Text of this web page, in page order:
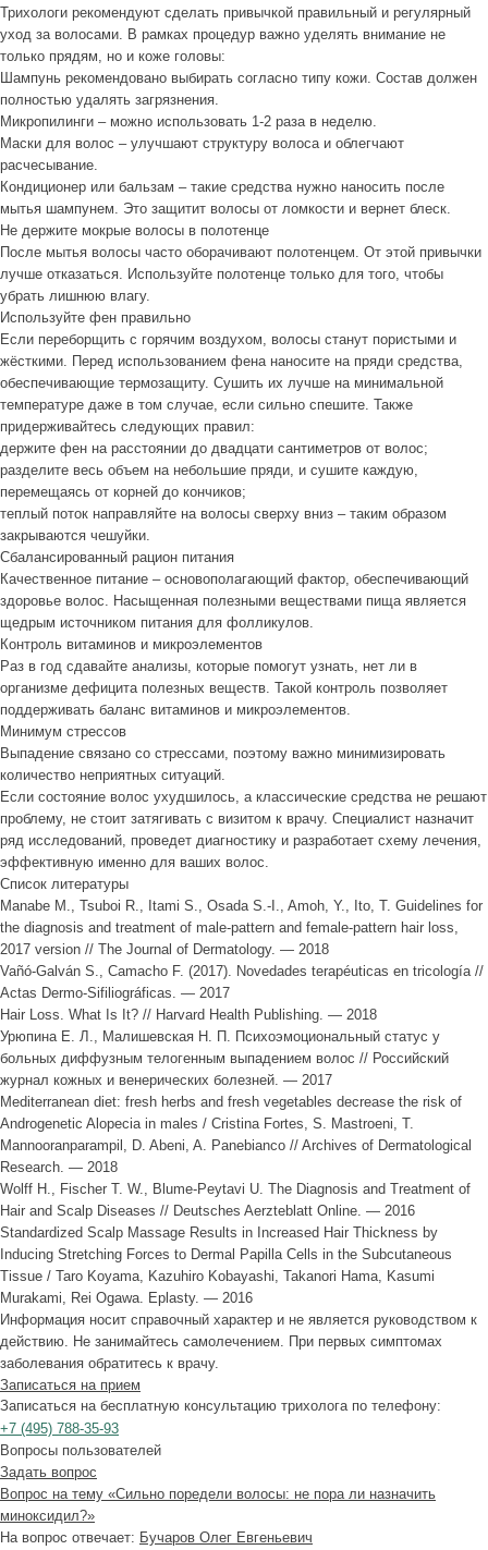
Трихологи рекомендуют сделать привычкой правильный и регулярный
уход за волосами. В рамках процедур важно уделять внимание не
только прядям, но и коже головы:
Шампунь рекомендовано выбирать согласно типу кожи. Состав должен
полностью удалять загрязнения.
Микропилинги – можно использовать 1-2 раза в неделю.
Маски для волос – улучшают структуру волоса и облегчают
расчесывание.
Кондиционер или бальзам – такие средства нужно наносить после
мытья шампунем. Это защитит волосы от ломкости и вернет блеск.
Не держите мокрые волосы в полотенце
После мытья волосы часто оборачивают полотенцем. От этой привычки
лучше отказаться. Используйте полотенце только для того, чтобы
убрать лишнюю влагу.
Используйте фен правильно
Если переборщить с горячим воздухом, волосы станут пористыми и
жёсткими. Перед использованием фена наносите на пряди средства,
обеспечивающие термозащиту. Сушить их лучше на минимальной
температуре даже в том случае, если сильно спешите. Также
придерживайтесь следующих правил:
держите фен на расстоянии до двадцати сантиметров от волос;
разделите весь объем на небольшие пряди, и сушите каждую,
перемещаясь от корней до кончиков;
теплый поток направляйте на волосы сверху вниз – таким образом
закрываются чешуйки.
Сбалансированный рацион питания
Качественное питание – основополагающий фактор, обеспечивающий
здоровье волос. Насыщенная полезными веществами пища является
щедрым источником питания для фолликулов.
Контроль витаминов и микроэлементов
Раз в год сдавайте анализы, которые помогут узнать, нет ли в
организме дефицита полезных веществ. Такой контроль позволяет
поддерживать баланс витаминов и микроэлементов.
Минимум стрессов
Выпадение связано со стрессами, поэтому важно минимизировать
количество неприятных ситуаций.
Если состояние волос ухудшилось, а классические средства не решают
проблему, не стоит затягивать с визитом к врачу. Специалист назначит
ряд исследований, проведет диагностику и разработает схему лечения,
эффективную именно для ваших волос.
Список литературы
Manabe M., Tsuboi R., Itami S., Osada S.-I., Amoh, Y., Ito, T. Guidelines for
the diagnosis and treatment of male-pattern and female-pattern hair loss,
2017 version // The Journal of Dermatology. — 2018
Vañó-Galván S., Camacho F. (2017). Novedades terapéuticas en tricología //
Actas Dermo-Sifiliográficas. — 2017
Hair Loss. What Is It? // Harvard Health Publishing. — 2018
Урюпина Е. Л., Малишевская Н. П. Психоэмоциональный статус у
больных диффузным телогенным выпадением волоc // Российский
журнал кожных и венерических болезней. — 2017
Mediterranean diet: fresh herbs and fresh vegetables decrease the risk of
Androgenetic Alopecia in males / Cristina Fortes, S. Mastroeni, T.
Mannooranparampil, D. Abeni, A. Panebianco // Archives of Dermatological
Research. — 2018
Wolff H., Fischer T. W., Blume-Peytavi U. The Diagnosis and Treatment of
Hair and Scalp Diseases // Deutsches Aerzteblatt Online. — 2016
Standardized Scalp Massage Results in Increased Hair Thickness by
Inducing Stretching Forces to Dermal Papilla Cells in the Subcutaneous
Tissue / Taro Koyama, Kazuhiro Kobayashi, Takanori Hama, Kasumi
Murakami, Rei Ogawa. Eplasty. — 2016
Информация носит справочный характер и не является руководством к
действию. Не занимайтесь самолечением. При первых симптомах
заболевания обратитесь к врачу.
Записаться на прием
Записаться на бесплатную консультацию трихолога по телефону:
+7 (495) 788-35-93
Вопросы пользователей
Задать вопрос
Вопрос на тему «Сильно поредели волосы: не пора ли назначить
миноксидил?»
На вопрос отвечает: Бучаров Олег Евгеньевич